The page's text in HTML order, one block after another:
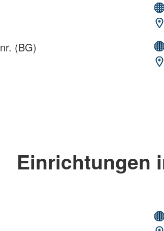
(BG)
Einrichtungen